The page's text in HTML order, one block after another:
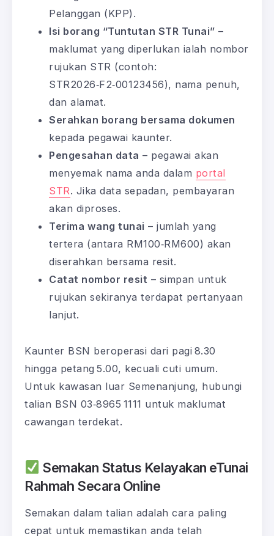
Pelanggan (KPP).
Isi borang “Tuntutan STR Tunai” –
maklumat yang diperlukan ialah nombor
rujukan STR (contoh:
STR2026‑F2‑00123456), nama penuh,
dan alamat.
Serahkan borang bersama dokumen
kepada pegawai kaunter.
Pengesahan data – pegawai akan
menyemak nama anda dalam portal
STR. Jika data sepadan, pembayaran
akan diproses.
Terima wang tunai – jumlah yang
tertera (antara RM100‑RM600) akan
diserahkan bersama resit.
Catat nombor resit – simpan untuk
rujukan sekiranya terdapat pertanyaan
lanjut.
Kaunter BSN beroperasi dari pagi 8.30
hingga petang 5.00, kecuali cuti umum.
Untuk kawasan luar Semenanjung, hubungi
talian BSN 03‑8965 1111 untuk maklumat
cawangan terdekat.
Semakan Status Kelayakan eTunai
Rahmah Secara Online
Semakan dalam talian adalah cara paling
cepat untuk memastikan anda telah